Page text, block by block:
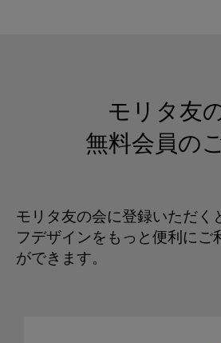
モリタ友
無料会員の
モリタ友の会に登録いただく
フデザインをもっと便利にご
ができます。